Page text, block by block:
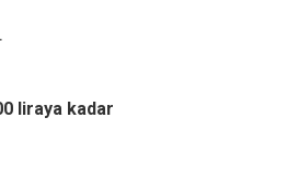
liraya kadar